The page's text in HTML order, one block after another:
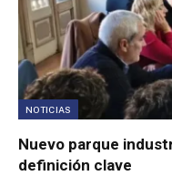
NOTICIAS
Nuevo parque
definición clave